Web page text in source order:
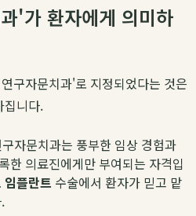
'가 환자에게 의미하
구자문치과'로 지정되었다는 것은
집니다.
자문치과는 풍부한 임상 경험과
한 의료진에게만 부여되는 자격입
임플란트 수술에서 환자가 믿고 맡